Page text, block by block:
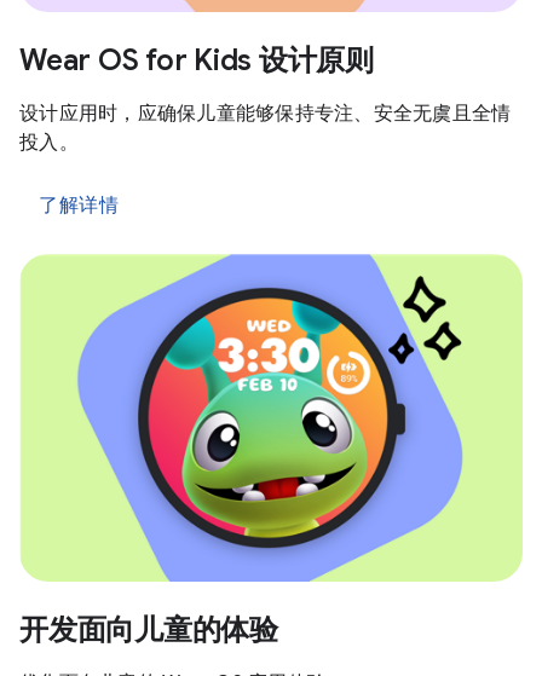
Wear OS for Kids 设计原则
设计应用时，应确保儿童能够保持专注、安全无虞且全情
投入。
了解详情
开发面向儿童的体验